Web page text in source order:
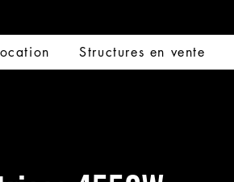
Structures en vente